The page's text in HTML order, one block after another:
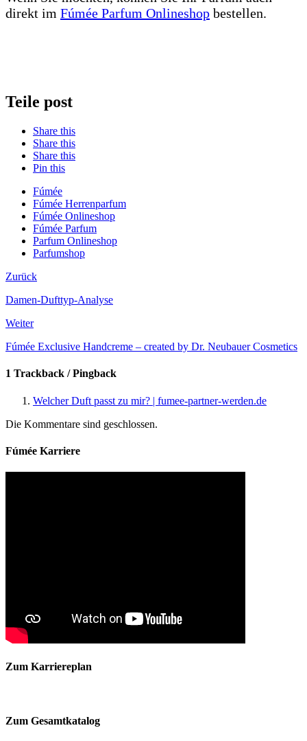
direkt im Fúmée Parfum Onlineshop bestellen.
Teile post
Share this
Share this
Share this
Pin this
Fúmée
Fúmée Herrenparfum
Fúmée Onlineshop
Fúmée Parfum
Parfum Onlineshop
Parfumshop
Zurück
Damen-Dufttyp-Analyse
Weiter
Fúmée Exclusive Handcreme – created by Dr. Neubauer Cosmetics
1 Trackback / Pingback
Welcher Duft passt zu mir? | fumee-partner-werden.de
Die Kommentare sind geschlossen.
Fúmée Karriere
Zum Karriereplan
Zum Gesamtkatalog